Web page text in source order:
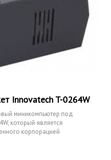
Innovatech T-0264W
миникомпьютер под
который является
корпорацией